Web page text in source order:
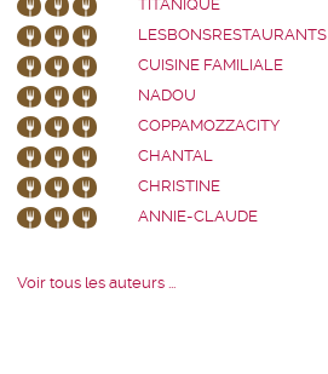
TITANIQUE
LESBONSRESTAURANTS
CUISINE FAMILIALE
NADOU
COPPAMOZZACITY
CHANTAL
CHRISTINE
ANNIE-CLAUDE
Voir tous les auteurs ...